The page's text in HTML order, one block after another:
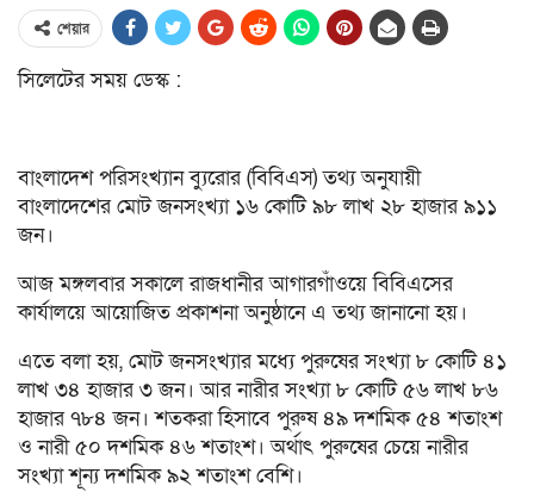
শেয়ার
সিলেটের সময় ডেস্ক :
বাংলাদেশ পরিসংখ্যান ব্যুরোর (বিবিএস) তথ্য অনুযায়ী
বাংলাদেশের মোট জনসংখ্যা ১৬ কোটি ৯৮ লাখ ২৮ হাজার ৯১১
জন।
আজ মঙ্গলবার সকালে রাজধানীর আগারগাঁওয়ে বিবিএসের
কার্যালয়ে আয়োজিত প্রকাশনা অনুষ্ঠানে এ তথ্য জানানো হয়।
এতে বলা হয়, মোট জনসংখ্যার মধ্যে পুরুষের সংখ্যা ৮ কোটি ৪১
লাখ ৩৪ হাজার ৩ জন। আর নারীর সংখ্যা ৮ কোটি ৫৬ লাখ ৮৬
হাজার ৭৮৪ জন। শতকরা হিসাবে পুরুষ ৪৯ দশমিক ৫৪ শতাংশ
ও নারী ৫০ দশমিক ৪৬ শতাংশ। অর্থাৎ পুরুষের চেয়ে নারীর
সংখ্যা শূন্য দশমিক ৯২ শতাংশ বেশি।